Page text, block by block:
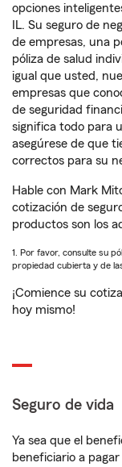
opciones
IL. Su seguro de
de empresas, una
póliza de salud
igual que usted,
empresas que
de seguridad
significa todo para
asegúrese de que
correctos para su
Hable con Mark
cotización de
productos son los
1. Por favor, consulte su
propiedad cubierta y de
¡Comience su
hoy mismo!
Seguro de vida
Ya sea que el
beneficiario a